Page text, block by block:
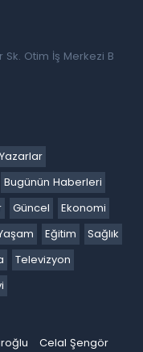
Otim İş Merkezi B
Yazarlar
Bugünün Haberleri
Güncel
Ekonomi
Eğitim
Sağlık
Televizyon
Celal Şengör